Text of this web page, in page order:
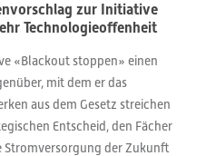
zur Initiative
Technologieoffenheit
«Blackout stoppen» einen
mit dem er das
aus dem Gesetz streichen
Entscheid, den Fächer
Stromversorgung der Zukunft